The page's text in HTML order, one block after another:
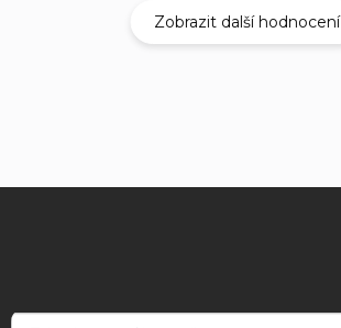
Zobrazit další hodnocení